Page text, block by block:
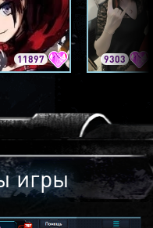
11897 9303
игры